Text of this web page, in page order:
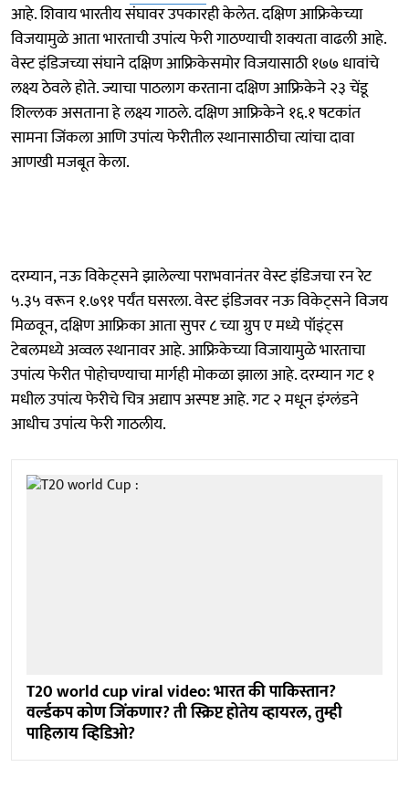
आहे. शिवाय भारतीय संघावर उपकारही केलेत. दक्षिण आफ्रिकेच्या
विजयामुळे आता भारताची उपांत्य फेरी गाठण्याची शक्यता वाढली आहे.
वेस्ट इंडिजच्या संघाने दक्षिण आफ्रिकेसमोर विजयासाठी १७७ धावांचे
लक्ष्य ठेवले होते. ज्याचा पाठलाग करताना दक्षिण आफ्रिकेने २३ चेंडू
शिल्लक असताना हे लक्ष्य गाठले. दक्षिण आफ्रिकेने १६.१ षटकांत
सामना जिंकला आणि उपांत्य फेरीतील स्थानासाठीचा त्यांचा दावा
आणखी मजबूत केला.
दरम्यान, नऊ विकेट्सने झालेल्या पराभवानंतर वेस्ट इंडिजचा रन रेट
५.३५ वरून १.७९१ पर्यंत घसरला. वेस्ट इंडिजवर नऊ विकेट्सने विजय
मिळवून, दक्षिण आफ्रिका आता सुपर ८ च्या ग्रुप ए मध्ये पॉइंट्स
टेबलमध्ये अव्वल स्थानावर आहे. आफ्रिकेच्या विजायामुळे भारताचा
उपांत्य फेरीत पोहोचण्याचा मार्गही मोकळा झाला आहे. दरम्यान गट १
मधील उपांत्य फेरीचे चित्र अद्याप अस्पष्ट आहे. गट २ मधून इंग्लंडने
आधीच उपांत्य फेरी गाठलीय.
T20 world cup viral video: भारत की पाकिस्तान?
वर्ल्डकप कोण जिंकणार? ती स्क्रिप्ट होतेय व्हायरल, तुम्ही
पाहिलाय व्हिडिओ?